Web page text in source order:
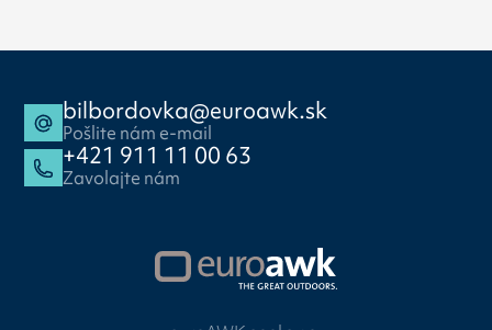
bilbordovka@euroawk.sk
Pošlite nám e-mail
+421 911 11 00 63
Zavolajte nám